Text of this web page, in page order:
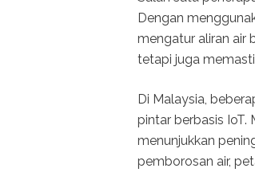
Dengan
mengatur aliran air
tetapi juga
Di Malaysia,
pintar berbasis IoT.
menunjukkan
pemborosan air,